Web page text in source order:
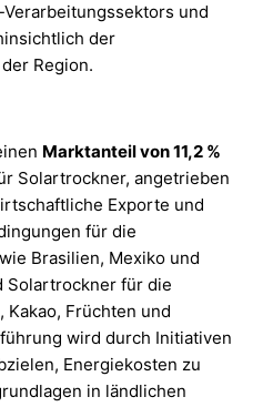
und
der
Region.
Marktanteil von 11,2 %
Solartrockner, angetrieben
Exporte und
für die
Brasilien, Mexiko und
Solartrockner für die
Kakao, Früchten und
wird durch Initiativen
Energiekosten zu
in ländlichen